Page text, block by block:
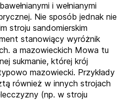
i wełnianymi
Nie sposób jednak nie
stroju sandomierskim
stanowiący wyróżnik
a mazowieckich Mowa tu
sukmanie, której krój
mazowiecki. Przykłady
również w innych strojach
(np. w stroju